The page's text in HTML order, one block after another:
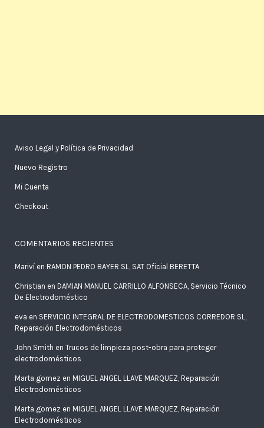
Aviso Legal y Política de Privacidad
Nuevo Registro
Mi Cuenta
Checkout
COMENTARIOS RECIENTES
Marivíen RAMON PEDRO BAYER SL, SAT Oficial BERETTA
Christian en DAMIAN MANUEL CARRILLO ALFONSECA, Servicio Técnico
De Electrodoméstico
eva en SERVICIO INTEGRAL DE ELECTRODOMESTICOS CORREDOR SL,
Reparación Electrodomésticos
John Smith en Trucos de limpieza post-obra para proteger
electrodomésticos
Marta gomez en MIGUEL ANGEL LLAVE MARQUEZ, Reparación
Electrodomésticos
Marta gomez en MIGUEL ANGEL LLAVE MARQUEZ, Reparación
Electrodomésticos